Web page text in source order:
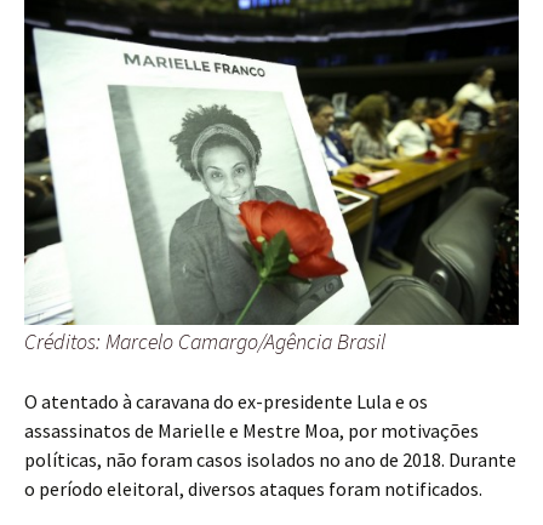
Créditos: Marcelo Camargo/Agência Brasil
O atentado à caravana do ex-presidente Lula e os
assassinatos de Marielle e Mestre Moa, por motivações
políticas, não foram casos isolados no ano de 2018. Durante
o período eleitoral, diversos ataques foram notificados.